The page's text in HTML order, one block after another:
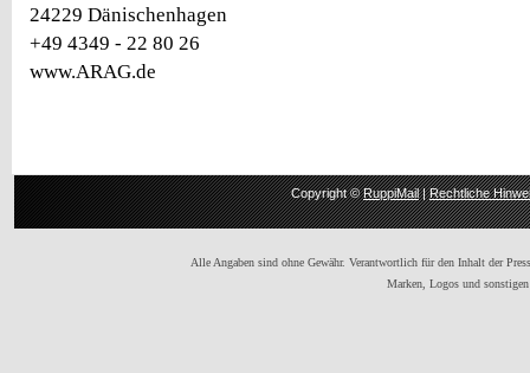
24229 Dänischenhagen
+49 4349 - 22 80 26
www.ARAG.de
Copyright ©RuppiMail|Rechtliche
Alle Angaben sind ohne Gewähr. Verantwortlich für den Inhalt der
Marken, Logos und